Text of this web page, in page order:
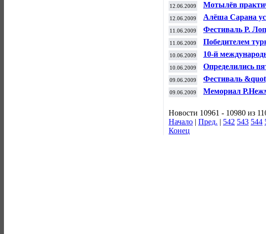
12.06.2009
Мотылёв
имени Карпова
12.06.2009 Алёша Сарана
11.06.2009 Фестиваль Р.
11.06.2009
Победителем
Сарана
10.06.2009
10-й
экватор
10.06.2009
Определились
женщин
09.06.2009 Фестиваль
09.06.2009 Мемориал
Новости 10961 - 10980 из
Начало | Пред. | 542 543 544
Конец